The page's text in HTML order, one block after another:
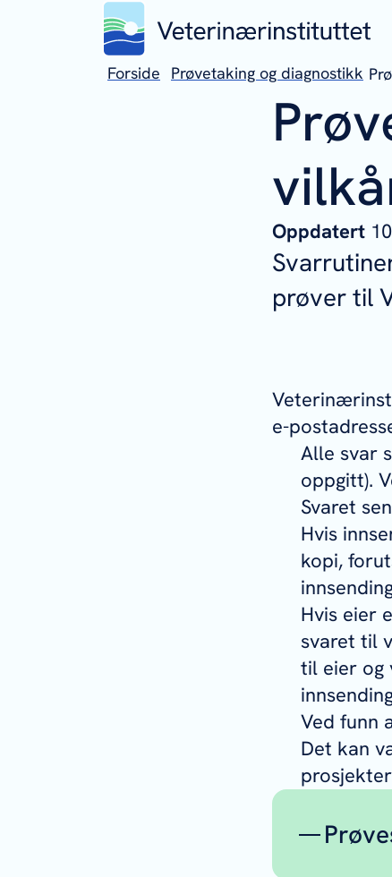
Forside Prøvetaking og diagnostikk
Oppdatert
prøver til
e-
Alle svar
oppgitt).
Svaret
Hvis
kopi,
Hvis eier
svaret til
til eier og
Ved funn
Det kan